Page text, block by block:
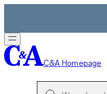
C&A Homepage